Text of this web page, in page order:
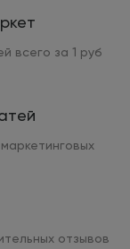
всего за 1 руб
отзывов